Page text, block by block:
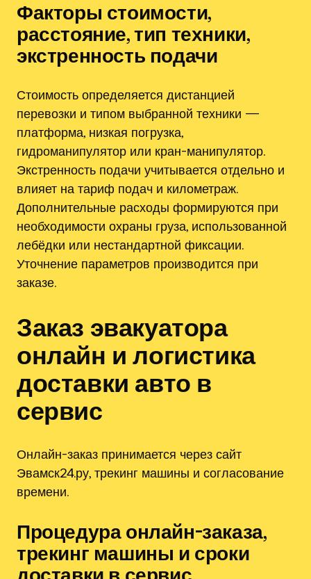
Факторы стоимости,
расстояние, тип техники,
экстренность подачи
Стоимость определяется дистанцией
перевозки и типом выбранной техники —
платформа, низкая погрузка,
гидроманипулятор или кран-манипулятор.
Экстренность подачи учитывается отдельно и
влияет на тариф подач и километраж.
Дополнительные расходы формируются при
необходимости охраны груза, использованной
лебёдки или нестандартной фиксации.
Уточнение параметров производится при
заказе.
Заказ эвакуатора
онлайн и логистика
доставки авто в
сервис
Онлайн-заказ принимается через сайт
Эвамск24.ру, трекинг машины и согласование
времени.
Процедура онлайн-заказа,
трекинг машины и сроки